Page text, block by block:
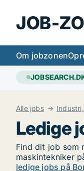
JOB-
Om jobzonen
Alle jobs
Ledige
Find dit job som
maskintekniker
ledige jobs på